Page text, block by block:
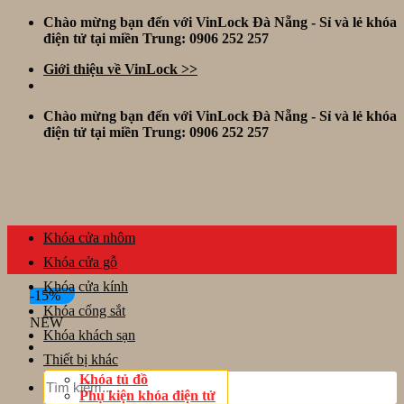
Skip
Chào mừng bạn đến với VinLock Đà Nẵng - Sỉ và lẻ khóa
điện tử tại miền Trung: 0906 252 257
Giới thiệu về VinLock >>
Chào mừng bạn đến với VinLock Đà Nẵng - Sỉ và lẻ khóa
điện tử tại miền Trung: 0906 252 257
Tìm
kiếm:
Khóa cửa nhôm
Khóa cửa gỗ
Khóa cửa kính
Khóa cổng sắt
Khóa khách sạn
Thiết bị khác
Khóa tủ đồ
Phụ kiện khóa điện tử
-15%
NEW